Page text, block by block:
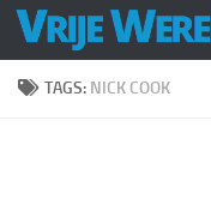
Doorgaan naar inhoud
TAGS: NICK COOK